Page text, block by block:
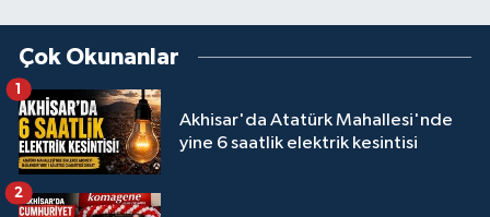
Çok Okunanlar
Akhisar'da Atatürk Mahallesi'nde
yine 6 saatlik elektrik kesintisi
1
2